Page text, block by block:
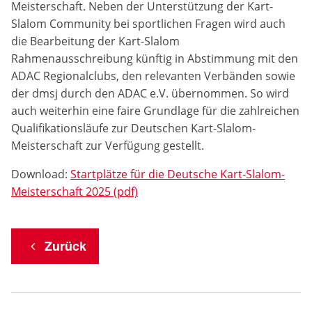
Meisterschaft. Neben der Unterstützung der Kart-
Slalom Community bei sportlichen Fragen wird auch
die Bearbeitung der Kart-Slalom
Rahmenausschreibung künftig in Abstimmung mit den
ADAC Regionalclubs, den relevanten Verbänden sowie
der dmsj durch den ADAC e.V. übernommen. So wird
auch weiterhin eine faire Grundlage für die zahlreichen
Qualifikationsläufe zur Deutschen Kart-Slalom-
Meisterschaft zur Verfügung gestellt.
Download: Startplätze für die Deutsche Kart-Slalom-
Meisterschaft 2025 (pdf)
Zurück
Anbieter:
Google LLC
Zweck:
Diese Cookies dienen zur Erhebung von Statistiken zur
Website-Nutzung.
Cookie Laufzeit:
24 Monate
Medien & externe Dienste
aktiviert werden.